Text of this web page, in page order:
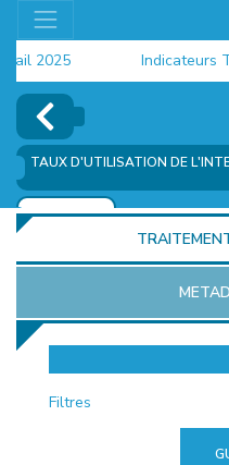
2025 Indicateurs
TAUX D'UTILISATION DE
AJOUTER
Filtres